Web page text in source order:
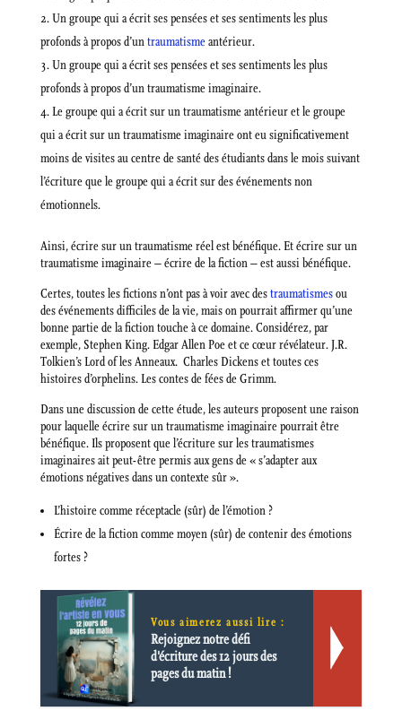
Un groupe qui a écrit ses pensées et ses sentiments les plus
profonds à propos d’untraumatismeantérieur.
Un groupe qui a écrit ses pensées et ses sentiments les plus
profonds à propos d’un traumatisme imaginaire.
Le groupe qui a écrit sur un traumatisme antérieur et le groupe
qui a écrit sur un traumatisme imaginaire ont eu significativement
moins de visites au centre de santé des étudiants dans le mois suivant
l’écriture que le groupe qui a écrit sur des événements non
émotionnels.
Ainsi, écrire sur un traumatisme réel est bénéfique. Et écrire sur un
traumatisme imaginaire – écrire de la fiction – est aussi bénéfique.
Certes, toutes les fictions n’ont pas à voir avec destraumatismesou
des événements difficiles de la vie, mais on pourrait affirmer qu’une
bonne partie de la fiction touche à ce domaine. Considérez, par
exemple, Stephen King. Edgar Allen Poe et ce cœur révélateur. J.R.
Tolkien’s Lord of les Anneaux. Charles Dickens et toutes ces
histoires d’orphelins. Les contes de fées de Grimm.
Dans une discussion de cette étude, les auteurs proposent une raison
pour laquelle écrire sur un traumatisme imaginaire pourrait être
bénéfique. Ils proposent que l’écriture sur les traumatismes
imaginaires ait peut-être permis aux gens de « s’adapter aux
émotions négatives dans un contexte sûr ».
L’histoire comme réceptacle (sûr) de l’émotion ?
Écrire de la fiction comme moyen (sûr) de contenir des émotions
fortes ?
Vous aimerez aussi lire :
Rejoignez notre défi
d'écriture des 12 jours des
pages du matin !